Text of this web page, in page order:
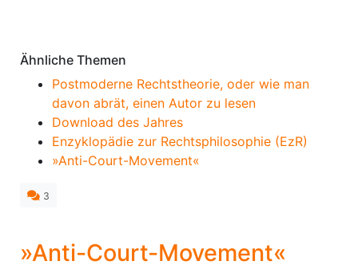
Ähnliche Themen
Postmoderne Rechtstheorie, oder wie man
davon abrät, einen Autor zu lesen
Download des Jahres
Enzyklopädie zur Rechtsphilosophie (EzR)
»Anti-Court-Movement«
3
»Anti-Court-Movement«